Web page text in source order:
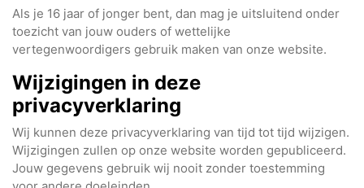
Als je 16 jaar of jonger bent, dan mag je uitsluitend onder
toezicht van jouw ouders of wettelijke
vertegenwoordigers gebruik maken van onze website.
Wijzigingen in deze
privacyverklaring
Wij kunnen deze privacyverklaring van tijd tot tijd wijzigen.
Wijzigingen zullen op onze website worden gepubliceerd.
Jouw gegevens gebruik wij nooit zonder toestemming